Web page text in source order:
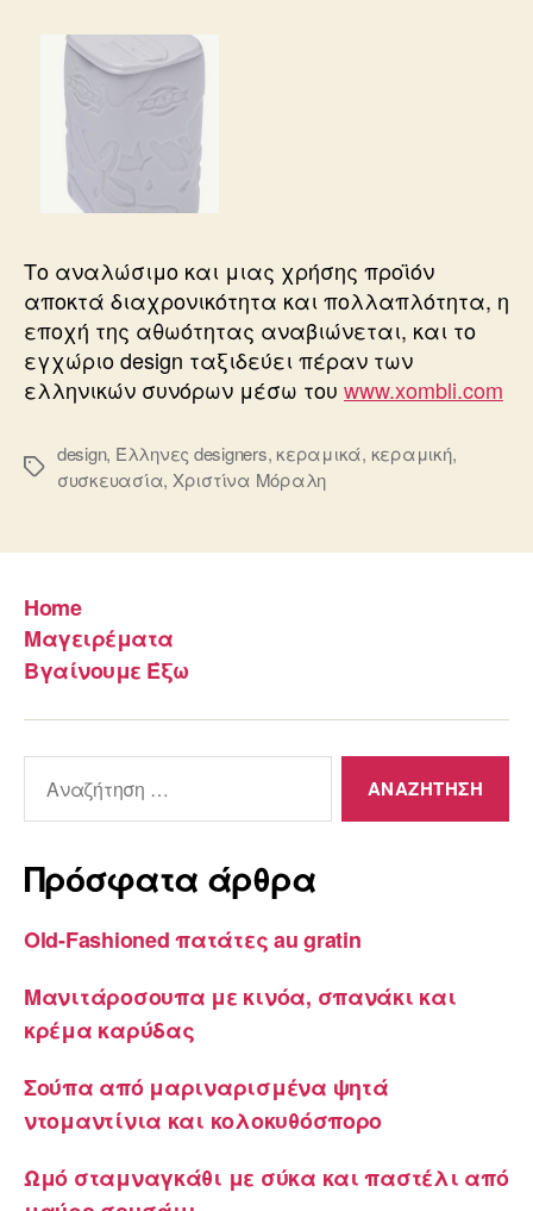
Το αναλώσιμο και μιας χρήσης προϊόν
αποκτά διαχρονικότητα και πολλαπλότητα, η
εποχή της αθωότητας αναβιώνεται, και το
εγχώριο design ταξιδεύει πέραν των
ελληνικών συνόρων μέσω του www.xombli.com
Ετικέτες
design, Έλληνες designers, κεραμικά, κεραμική,
συσκευασία, Χριστίνα Μόραλη
Home
Μαγειρέματα
Βγαίνουμε Έξω
για:
Πρόσφατα άρθρα
Old-Fashioned πατάτες au gratin
Μανιτάροσουπα με κινόα, σπανάκι και
κρέμα καρύδας
Σούπα από μαριναρισμένα ψητά
ντομαντίνια και κολοκυθόσπορο
Ωμό σταμναγκάθι με σύκα και παστέλι από